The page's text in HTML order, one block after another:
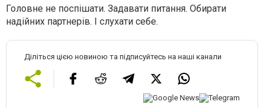
Головне не поспішати. Задавати питання. Обирати
надійних партнерів. І слухати себе.
Діліться цією новиною та підписуйтесь на наші канали